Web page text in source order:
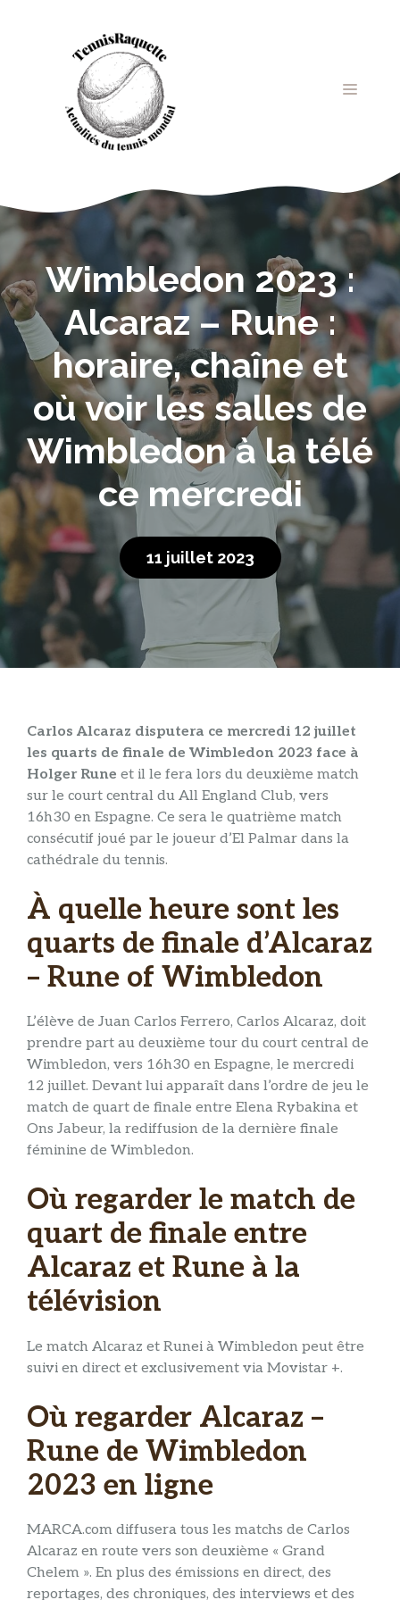
MENU
Wimbledon 2023 :
Alcaraz – Rune :
horaire, chaîne et
où voir les salles de
Wimbledon à la télé
ce mercredi
11 juillet 2023
Carlos Alcaraz disputera ce mercredi 12 juillet
les quarts de finale de Wimbledon 2023 face à
Holger Rune et il le fera lors du deuxième match
sur le court central du All England Club, vers
16h30 en Espagne. Ce sera le quatrième match
consécutif joué par le joueur d’El Palmar dans la
cathédrale du tennis.
À quelle heure sont les
quarts de finale d’Alcaraz
– Rune of Wimbledon
L’élève de Juan Carlos Ferrero, Carlos Alcaraz, doit
prendre part au deuxième tour du court central de
Wimbledon, vers 16h30 en Espagne, le mercredi
12 juillet. Devant lui apparaît dans l’ordre de jeu le
match de quart de finale entre Elena Rybakina et
Ons Jabeur, la rediffusion de la dernière finale
féminine de Wimbledon.
Où regarder le match de
quart de finale entre
Alcaraz et Rune à la
télévision
Le match Alcaraz et Runei à Wimbledon peut être
suivi en direct et exclusivement via Movistar +.
Où regarder Alcaraz –
Rune de Wimbledon
2023 en ligne
MARCA.com diffusera tous les matchs de Carlos
Alcaraz en route vers son deuxième « Grand
Chelem ». En plus des émissions en direct, des
reportages, des chroniques, des interviews et des